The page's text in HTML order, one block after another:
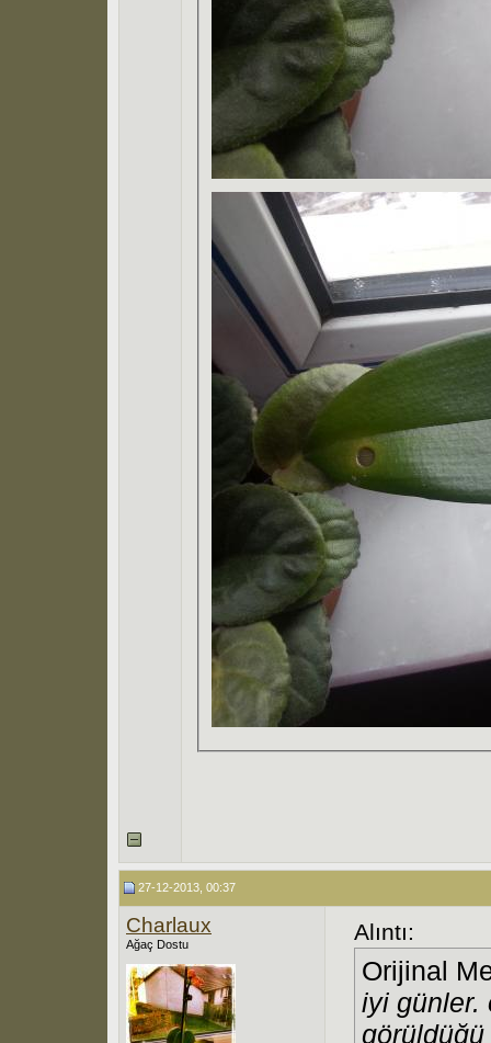
27-12-2013, 00:37
Charlaux
Ağaç Dostu Alıntı:
Orijinal
iyi günler.